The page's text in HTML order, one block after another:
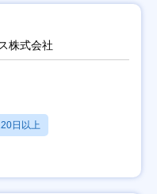
株式会社
日以上